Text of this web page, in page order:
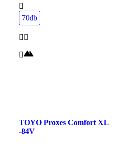
70db
TOYO Proxes Comfort XL
-84V